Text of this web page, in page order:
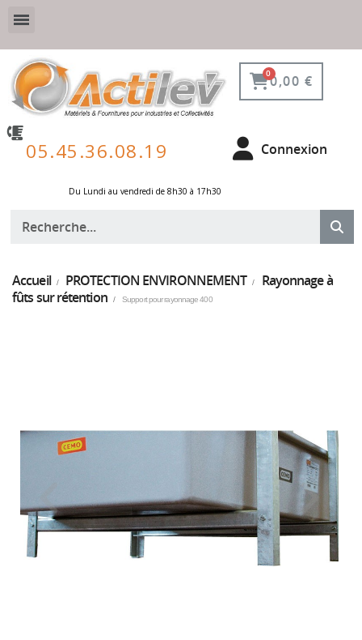
0,00 €
05.45.36.08.19 Connexion
Du Lundi au vendredi de 8h30 à 17h30 ​
Accueil PROTECTION ENVIRONNEMENT
Rayonnage à
fûts sur rétention
Support pour rayonnage 400